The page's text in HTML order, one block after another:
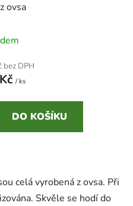
ovsa
bez DPH
/ ks
DO KOŠÍKU
celá vyrobená z ovsa. Při
Skvěle se hodí do